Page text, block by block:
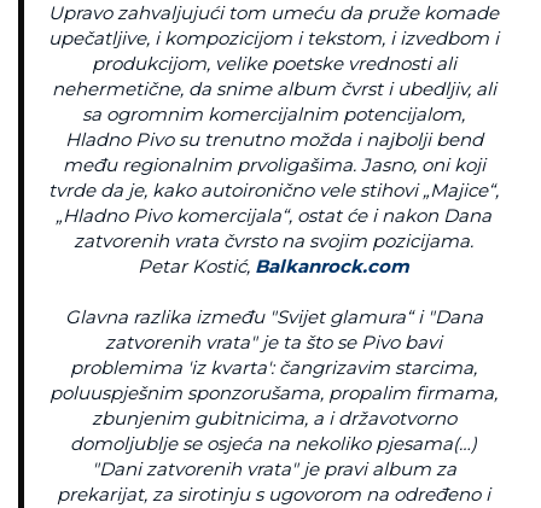
Upravo zahvaljujući tom umeću da pruže komade
upečatljive, i kompozicijom i tekstom, i izvedbom i
produkcijom, velike poetske vrednosti ali
nehermetične, da snime album čvrst i ubedljiv, ali
sa ogromnim komercijalnim potencijalom,
Hladno Pivo su trenutno možda i najbolji bend
među regionalnim prvoligašima. Jasno, oni koji
tvrde da je, kako autoironično vele stihovi „Majice“,
„Hladno Pivo komercijala“, ostat će i nakon Dana
zatvorenih vrata čvrsto na svojim pozicijama.
Petar Kostić, Balkanrock.com
Glavna razlika između "Svijet glamura“ i "Dana
zatvorenih vrata" je ta što se Pivo bavi
problemima 'iz kvarta': čangrizavim starcima,
poluuspješnim sponzorušama, propalim firmama,
zbunjenim gubitnicima, a i državotvorno
domoljublje se osjeća na nekoliko pjesama(…)
"Dani zatvorenih vrata" je pravi album za
prekarijat, za sirotinju s ugovorom na određeno i